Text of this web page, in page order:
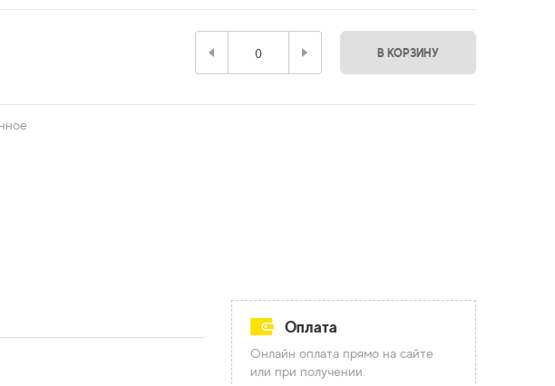
В КОРЗИНУ
Оплата
Онлайн оплата прямо на сайте
или при получении.